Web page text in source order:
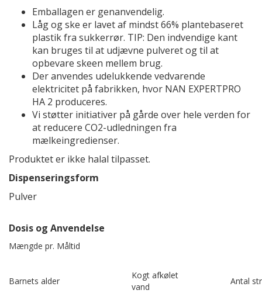
Emballagen er genanvendelig.
Låg og ske er lavet af mindst 66% plantebaseret
plastik fra sukkerrør. TIP: Den indvendige kant
kan bruges til at udjævne pulveret og til at
opbevare skeen mellem brug.
Der anvendes udelukkende vedvarende
elektricitet på fabrikken, hvor NAN EXPERTPRO
HA 2 produceres.
Vi støtter initiativer på gårde over hele verden for
at reducere CO2-udledningen fra
mælkeingredienser.
Produktet er ikke halal tilpasset.
Dispenseringsform
Pulver
Dosis og Anvendelse
Mængde pr. Måltid
Barnets alder
Kogt afkølet
vand
Antal